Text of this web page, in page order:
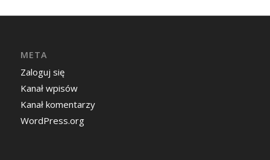
META
Zaloguj się
Kanał wpisów
Kanał komentarzy
WordPress.org